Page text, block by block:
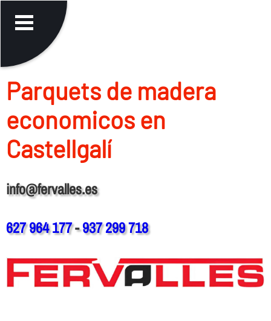
Parquets de madera
economicos en
Castellgalí
info@fervalles.es
627 964 177-937 299 718